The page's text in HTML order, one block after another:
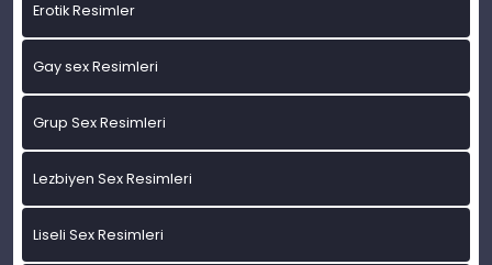
Erotik Resimler
Gay sex Resimleri
Grup Sex Resimleri
Lezbiyen Sex Resimleri
Liseli Sex Resimleri